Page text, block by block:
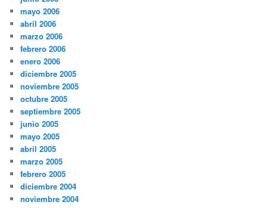
mayo 2006
abril 2006
marzo 2006
febrero 2006
enero 2006
diciembre 2005
noviembre 2005
octubre 2005
septiembre 2005
junio 2005
mayo 2005
abril 2005
marzo 2005
febrero 2005
diciembre 2004
noviembre 2004